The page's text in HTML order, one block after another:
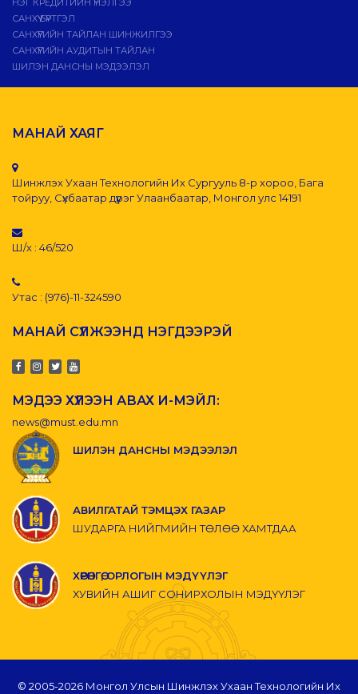
НЭГ КРЕДИТИЙН ҮНЭЛГЭЭ
САНХҮҮ БҮРТГЭЛ
САНХҮҮГИЙН ТАЙЛАН ШИНЖИЛГЭЭ
САНХҮҮГИЙН АУДИТЫН ТАЙЛАН
ШИЛЭН ДАНСНЫ МЭДЭЭЛЭЛ
МАНАЙ ХАЯГ
Шинжлэх Ухаан Технологийн Их Сургууль 8-р хороо, Бага
тойруу, Сүхбаатар дүүрэг Улаанбаатар, Монгол улс 14191
Ш/х : 46/520
Утас : (976)-11-324590
МАНАЙ СҮЛЖЭЭНД НЭГДЭЭРЭЙ
МЭДЭЭ ХҮЛЭЭН АВАХ И-МЭЙЛ:
news@must.edu.mn
ШИЛЭН ДАНСНЫ МЭДЭЭЛЭЛ
АВИЛГАТАЙ ТЭМЦЭХ ГАЗАР
ШУДАРГА НИЙГМИЙН ТӨЛӨӨ ХАМТДАА
ХӨРӨНГӨ, ОРЛОГЫН МЭДҮҮЛЭГ
ХУВИЙН АШИГ СОНИРХОЛЫН МЭДҮҮЛЭГ
© 2005-2026 Монгол Улсын Шинжлэх Ухаан Технологийн Их